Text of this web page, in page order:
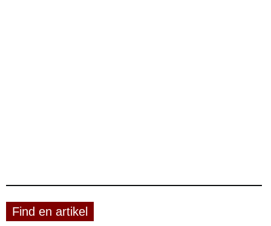
Find en artikel